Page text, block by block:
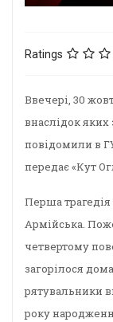
Ratings
Ввечері, 30
внаслідок
повідомили в
передає «Кут
Перша трагедія
Армійська.
четвертому
загорілося
рятувальники
року